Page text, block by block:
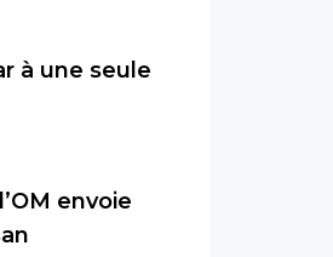
à une seule
envoie